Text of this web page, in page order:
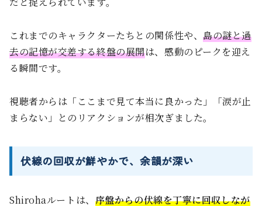
これまでのキャラクターたちとの関係性や、島の謎と過
去の記憶が交差する終盤の展開は、感動のピークを迎え
る瞬間です。
視聴者からは「ここまで見て本当に良かった」「涙が止
まらない」とのリアクションが相次ぎました。
伏線の回収が鮮やかで、余韻が深い
Shirohaルートは、 序盤からの伏線を丁寧に回収しなが